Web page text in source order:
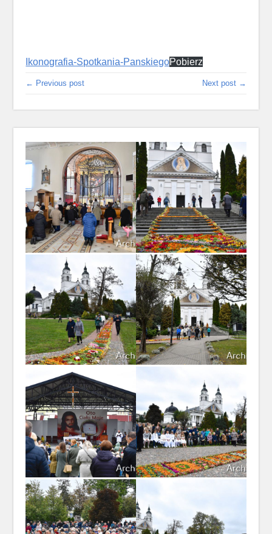
Ikonografia-Spotkania-PanskiegoPobierz
← Previous post Next post →